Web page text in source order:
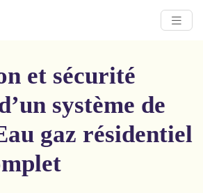
et sécurité
système de
gaz résidentiel